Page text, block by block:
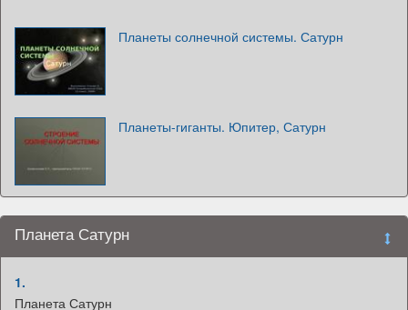
Планеты солнечной системы. Сатурн
Планеты-гиганты. Юпитер, Сатурн
Планета Сатурн
1.
Планета Сатурн